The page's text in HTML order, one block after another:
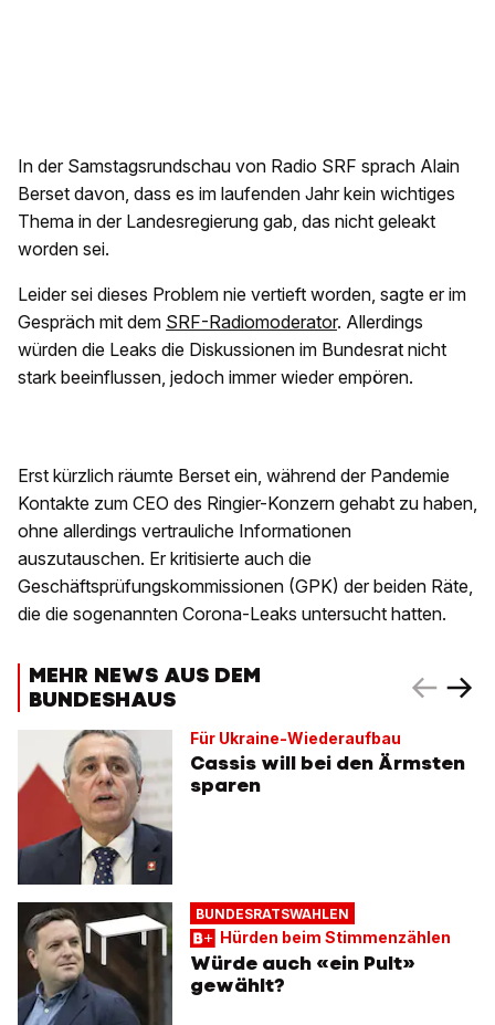
In der Samstagsrundschau von Radio SRF sprach Alain
Berset davon, dass es im laufenden Jahr kein wichtiges
Thema in der Landesregierung gab, das nicht geleakt
worden sei.
Leider sei dieses Problem nie vertieft worden, sagte er im
Gespräch mit dem SRF-Radiomoderator. Allerdings
würden die Leaks die Diskussionen im Bundesrat nicht
stark beeinflussen, jedoch immer wieder empören.
Erst kürzlich räumte Berset ein, während der Pandemie
Kontakte zum CEO des Ringier-Konzern gehabt zu haben,
ohne allerdings vertrauliche Informationen
auszutauschen. Er kritisierte auch die
Geschäftsprüfungskommissionen (GPK) der beiden Räte,
die die sogenannten Corona-Leaks untersucht hatten.
MEHR NEWS AUS DEM
BUNDESHAUS
Für Ukraine-Wiederaufbau
Cassis will bei den Ärmsten
sparen
BUNDESRATSWAHLEN
Hürden beim Stimmenzählen
Würde auch «ein Pult»
gewählt?